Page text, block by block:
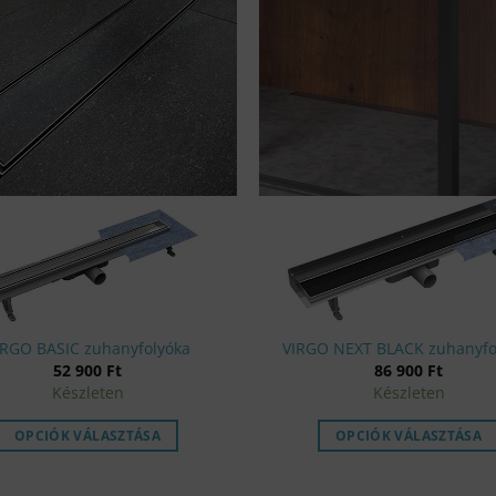
BASIC zuhanyfolyóka
52 900 Ft
Készleten
OPCIÓK VÁLASZTÁSA
VIRGO NEXT BLACK
86 900 Ft
Készleten
OPCIÓK VÁLASZTÁSA